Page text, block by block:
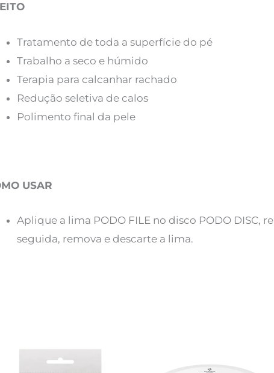
Tratamento de toda a superfície do pé
Trabalho a seco e húmido
Terapia para calcanhar rachado
Redução seletiva de calos
Polimento final da pele
USAR
Aplique a lima PODO FILE no disco PODO DISC,
seguida, remova e descarte a lima.